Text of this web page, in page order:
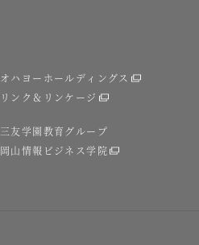
オハヨーホールディングス
リンク＆リンケージ
三友学園教育グループ
岡山情報ビジネス学院